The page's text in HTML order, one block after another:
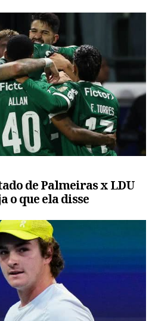
de Palmeiras x LDU
o que ela disse